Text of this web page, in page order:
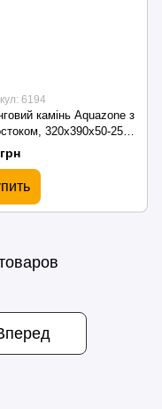
6194
камінь Aquazone з
320x390x50-25